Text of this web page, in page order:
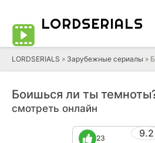
LORDSERIALS
LORDSERIALS » Зарубежные сериалы »
Боишься ли ты
смотреть онлайн
9.2
23